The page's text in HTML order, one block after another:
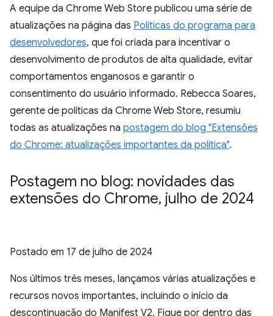
A equipe da Chrome Web Store publicou uma série de
atualizações na página das Políticas do programa para
desenvolvedores, que foi criada para incentivar o
desenvolvimento de produtos de alta qualidade, evitar
comportamentos enganosos e garantir o
consentimento do usuário informado. Rebecca Soares,
gerente de políticas da Chrome Web Store, resumiu
todas as atualizações na postagem do blog "Extensões
do Chrome: atualizações importantes da política".
Postagem no blog: novidades das
extensões do Chrome, julho de 2024
Postado em 17 de julho de 2024
Nos últimos três meses, lançamos várias atualizações e
recursos novos importantes, incluindo o início da
descontinuação do Manifest V2. Fique por dentro das